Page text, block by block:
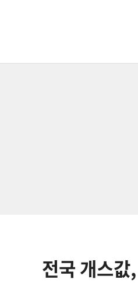
전국 개스